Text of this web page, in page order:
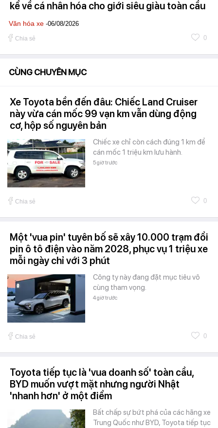
kể về cá nhân hóa cho giới siêu giàu toàn cầu
Văn hóa xe -06/08/2026
Chia sẻ 0
CÙNG CHUYÊN MỤC
Xe Toyota bền đến đâu: Chiếc Land Cruiser
này vừa cán mốc 99 vạn km vẫn dùng động
cơ, hộp số nguyên bản
Chiếc xe chỉ còn cách đúng 1 km để
cán mốc 1 triệu km lưu hành.
5 giờ trước
Chia sẻ 0
Một 'vua pin' tuyên bố sẽ xây 10.000 trạm đổi
pin ô tô điện vào năm 2028, phục vụ 1 triệu xe
mỗi ngày chỉ với 3 phút
Công ty này đang đặt mục tiêu vô
cùng tham vọng.
4 giờ trước
Chia sẻ 0
Toyota tiếp tục là 'vua doanh số' toàn cầu,
BYD muốn vượt mặt nhưng người Nhật
'nhanh hơn' ở một điểm
Bất chấp sự bứt phá của các hãng xe
Trung Quốc như BYD, Toyota tiếp tục